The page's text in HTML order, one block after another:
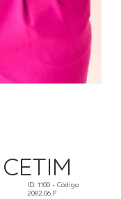
ID: 1100 - Código
2082.06.P